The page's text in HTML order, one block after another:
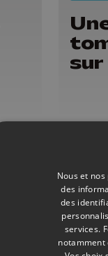
sur
Nous et
des
des
services.
notamment